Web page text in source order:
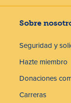
Sobre
Seguridad y
Hazte miembro
Donaciones
Carreras